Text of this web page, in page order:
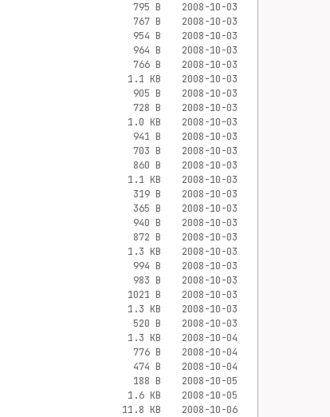
795 B
2008-10-03
767 B
2008-10-03
954 B
2008-10-03
964 B
2008-10-03
766 B
2008-10-03
1.1 KB
2008-10-03
905 B
2008-10-03
728 B
2008-10-03
1.0 KB
2008-10-03
941 B
2008-10-03
703 B
2008-10-03
860 B
2008-10-03
1.1 KB
2008-10-03
319 B
2008-10-03
365 B
2008-10-03
940 B
2008-10-03
872 B
2008-10-03
1.3 KB
2008-10-03
994 B
2008-10-03
983 B
2008-10-03
1021 B
2008-10-03
1.3 KB
2008-10-03
520 B
2008-10-03
1.3 KB
2008-10-04
776 B
2008-10-04
474 B
2008-10-04
188 B
2008-10-05
1.6 KB
2008-10-05
11.8 KB
2008-10-06